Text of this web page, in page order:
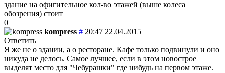
здание на офигительное кол-во этажей (выше колеса
обозрения) стоит
0
kompress # 20:47 22.04.2015
Ответить
Я же не о здании, а о ресторане. Кафе только подвинули и оно
никуда не делось. Самое лучшее, если в этом новострое
выделят место для "Чебурашки" где нибудь на первом этаже.